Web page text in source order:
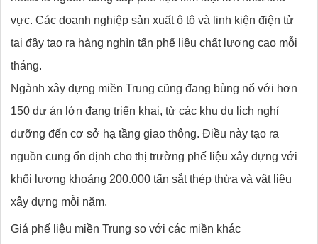
vực. Các doanh nghiệp sản xuất ô tô và linh kiện điện tử
tại đây tạo ra hàng nghìn tấn phế liệu chất lượng cao mỗi
tháng.
Ngành xây dựng miền Trung cũng đang bùng nổ với hơn
150 dự án lớn đang triển khai, từ các khu du lịch nghỉ
dưỡng đến cơ sở hạ tầng giao thông. Điều này tạo ra
nguồn cung ổn định cho thị trường phế liệu xây dựng với
khối lượng khoảng 200.000 tấn sắt thép thừa và vật liệu
xây dựng mỗi năm.
Giá phế liệu miền Trung so với các miền khác